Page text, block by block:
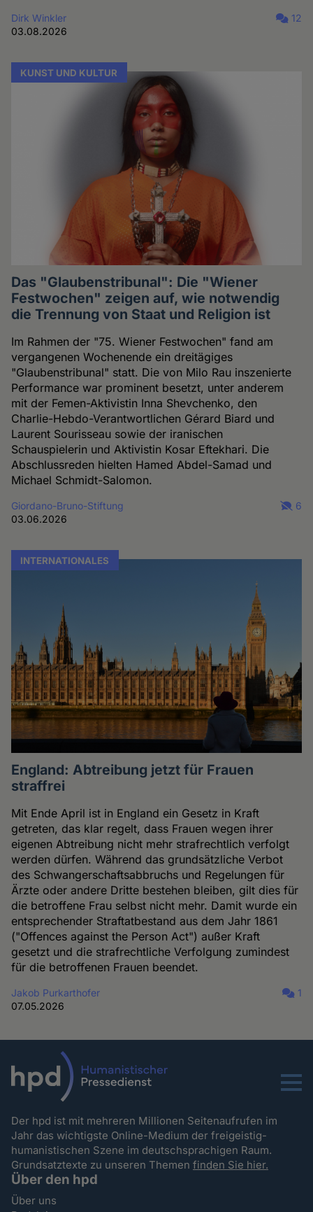
Dirk Winkler
03.08.2026
12
KUNST UND KULTUR
Das "Glaubenstribunal": Die "Wiener
Festwochen" zeigen auf, wie notwendig
die Trennung von Staat und Religion ist
Im Rahmen der "75. Wiener Festwochen" fand am
vergangenen Wochenende ein dreitägiges
"Glaubenstribunal" statt. Die von Milo Rau inszenierte
Performance war prominent besetzt, unter anderem
mit der Femen-Aktivistin Inna Shevchenko, den
Charlie-Hebdo-Verantwortlichen Gérard Biard und
Laurent Sourisseau sowie der iranischen
Schauspielerin und Aktivistin Kosar Eftekhari. Die
Abschlussreden hielten Hamed Abdel-Samad und
Michael Schmidt-Salomon.
Giordano-Bruno-Stiftung
03.06.2026
6
INTERNATIONALES
England: Abtreibung jetzt für Frauen
straffrei
Mit Ende April ist in England ein Gesetz in Kraft
getreten, das klar regelt, dass Frauen wegen ihrer
eigenen Abtreibung nicht mehr strafrechtlich verfolgt
werden dürfen. Während das grundsätzliche Verbot
des Schwangerschaftsabbruchs und Regelungen für
Ärzte oder andere Dritte bestehen bleiben, gilt dies für
die betroffene Frau selbst nicht mehr. Damit wurde ein
entsprechender Straftatbestand aus dem Jahr 1861
("Offences against the Person Act") außer Kraft
gesetzt und die strafrechtliche Verfolgung zumindest
für die betroffenen Frauen beendet.
Jakob Purkarthofer
07.05.2026
1
Menu
Der hpd ist mit mehreren Millionen Seitenaufrufen im
Jahr das wichtigste Online-Medium der freigeistig-
humanistischen Szene im deutschsprachigen Raum.
Grundsatztexte zu unseren Themenfinden Sie hier.
Über den hpd
Über uns